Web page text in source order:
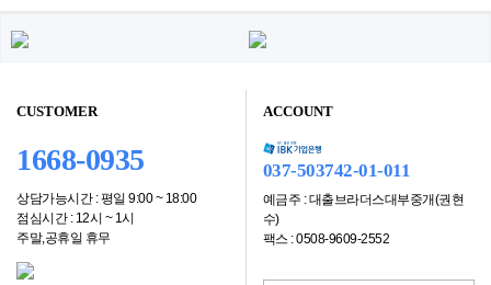
CUSTOMER
1668-0935
상담가능시간 : 평일 9:00 ~ 18:00
점심시간 : 12시 ~ 1시
주말,공휴일 휴무
ACCOUNT
037-503742-01-011
예금주 : 대출브라더스대부중개(권현
수)
팩스 : 0508-9609-2552